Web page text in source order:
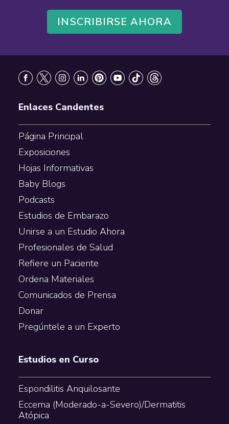
INSCRIBIRSE AHORA
Enlaces Candentes
Página Principal
Exposiciones
Hojas Informativas
Baby Blogs
Podcasts
Estudios de Embarazo
Unirse a un Estudio Ahora
Profesionales de Salud
Refiere un Paciente
Ordena Materiales
Comunicados de Prensa
Donar
Pregúntele a un Experto
Estudios en Curso
Espondilitis Anquilosante
Eccema (Moderado-a-Severo)/Dermatitis
Atópica